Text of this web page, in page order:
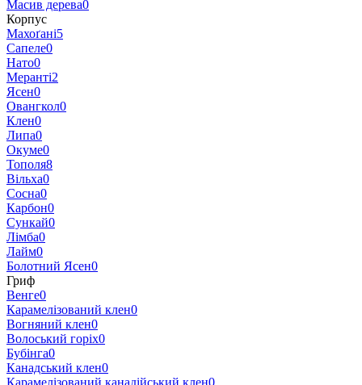
Масив дерева0
Корпус
Махоґані5
Сапеле0
Нато0
Меранті2
Ясен0
Овангкол0
Клен0
Липа0
Окуме0
Тополя8
Вільха0
Сосна0
Карбон0
Сункай0
Лімба0
Лайм0
Болотний Ясен0
Гриф
Венге0
Карамелізований клен0
Вогняний клен0
Волоський горіх0
Бубінга0
Канадський клен0
Карамелізований канадійський клен0